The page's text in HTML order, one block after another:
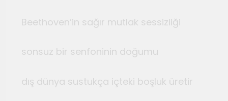
Beethoven’in sağır mutlak
sonsuz bir senfoninin doğumu
dış dünya sustukça içteki boşluk